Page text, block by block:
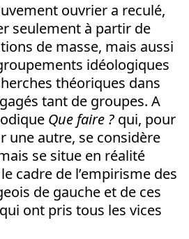
ouvrier a reculé,
seulement à partir de
de masse, mais aussi
idéologiques
théoriques dans
tant de groupes. A
Que faire ? qui, pour
une autre, se considère
se situe en réalité
cadre de l’empirisme des
de gauche et de ces
ont pris tous les vices